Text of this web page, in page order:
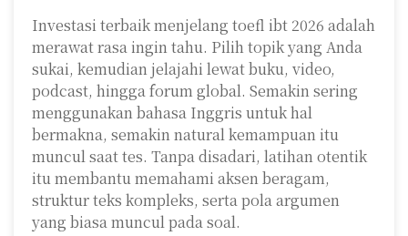
Investasi terbaik menjelang toefl ibt 2026 adalah
merawat rasa ingin tahu. Pilih topik yang Anda
sukai, kemudian jelajahi lewat buku, video,
podcast, hingga forum global. Semakin sering
menggunakan bahasa Inggris untuk hal
bermakna, semakin natural kemampuan itu
muncul saat tes. Tanpa disadari, latihan otentik
itu membantu memahami aksen beragam,
struktur teks kompleks, serta pola argumen
yang biasa muncul pada soal.